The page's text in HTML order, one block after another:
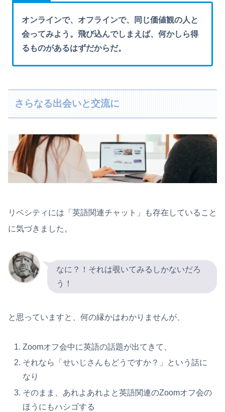
オンラインで、オフラインで、同じ価値観の人と
会ってみよう。飛び込んでしまえば、何かしら得
るものがあるはずだからだ。
さらなる出会いと交流に
リベシティには「英語関連チャット」も存在していること
に気づきました。
なに？！それは覗いてみるしかないだろ
う！
と思っていますと、何の縁かはわかりませんが、
Zoomオフ会中に英語の話題が出てきて、
それなら「せいじさんもどうですか？」という話に
なり
そのまま、あれよあれよと英語関連のZoomオフ会の
ほうにもハシゴする